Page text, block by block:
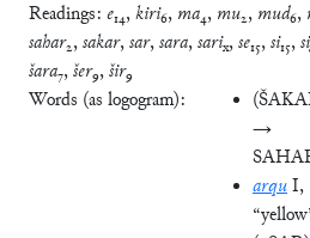
Readings: e₁₄,kiri₆, ma₄, mu₂, mud₆,
sahar₂,sakar,sar,sara,sarix,se₁₅,si₁₅,
šara₇,šer₉,šir₉
Words (as logogram):
(
→
arquI,